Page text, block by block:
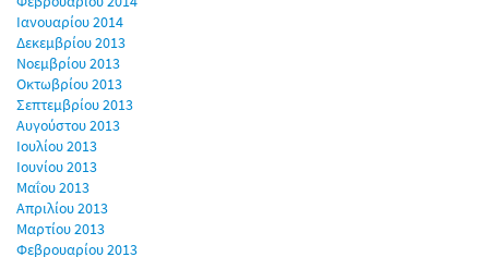
Ιανουαρίου 2014
Δεκεμβρίου 2013
Νοεμβρίου 2013
Οκτωβρίου 2013
Σεπτεμβρίου 2013
Αυγούστου 2013
Ιουλίου 2013
Ιουνίου 2013
Μαΐου 2013
Απριλίου 2013
Μαρτίου 2013
Φεβρουαρίου 2013